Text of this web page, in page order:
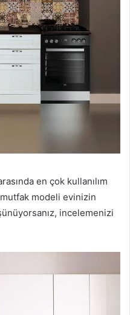
en çok kullanılım
mutfak modeli evinizin
incelemenizi